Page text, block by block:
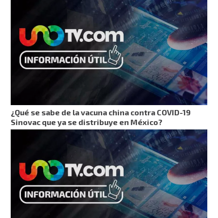
¿Qué se sabe de la vacuna china contra COVID-19
Sinovac que ya se distribuye en México?